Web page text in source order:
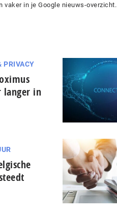
vaker in je Google nieuws-overzicht.
PRIVACY
langer in